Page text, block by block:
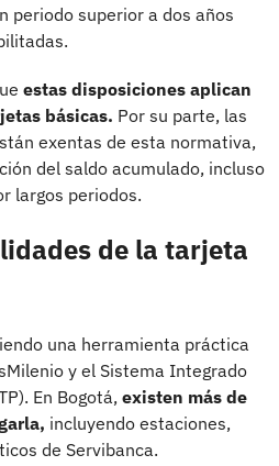
periodo superior a dos años
estas disposiciones aplican
básicas. Por su parte, las
exentas de esta normativa,
del saldo acumulado, incluso
largos periodos.
de la tarjeta
una herramienta práctica
y el Sistema Integrado
En Bogotá, existen más de
incluyendo estaciones,
de Servibanca.